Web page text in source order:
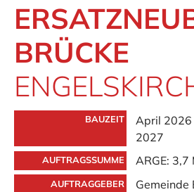
BRÜCKE
BAUZEIT
April
2027
AUFTRAGSSUMME ARGE: 3,7
AUFTRAGGEBER Gemeinde